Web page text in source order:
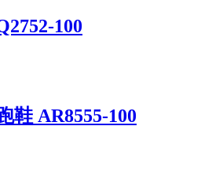
100
鞋 AR8555-100